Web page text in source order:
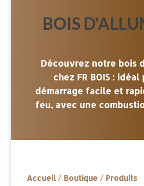
BOIS
Découvrez notre bois
chez FR BOIS : idéal
démarrage facile et
feu, avec une
Accueil/ Boutique / Produits